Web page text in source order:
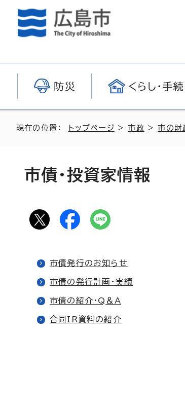
防災 くらし・手
現在の位置： トップページ >市政 >市の財
市債・投資家情報
市債発行のお知らせ
市債の発行計画・実績
市債の紹介・Q＆A
合同IR資料の紹介